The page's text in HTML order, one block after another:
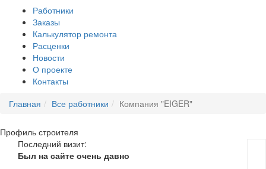
Работники
Заказы
Калькулятор ремонта
Расценки
Новости
О проекте
Контакты
Главная
Все работники Компания "EIGER"
Профиль строителя
Последний визит:
Был на сайте очень давно